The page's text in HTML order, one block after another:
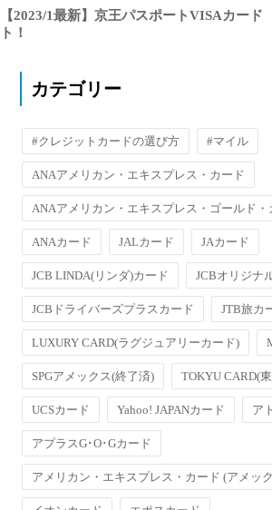
【2023/1最新】京王パスポートVISAカー
ト！
カテゴリー
#クレジットカードの選び方 #マイル
ANAアメリカン・エキスプレス・カード
ANAアメリカン・エキスプレス・ゴールド・
ANAカード JALカード JAカード
JCB LINDA(リンダ)カード JCBオリジナ
JCBドライバーズプラスカード JTB旅カ
LUXURY CARD(ラグジュアリーカード)
SPGアメックス(終了済) TOKYU CARD(
UCSカード Yahoo! JAPANカード ア
アプラスG･O･Gカード
アメリカン・エキスプレス・カード (アメッ